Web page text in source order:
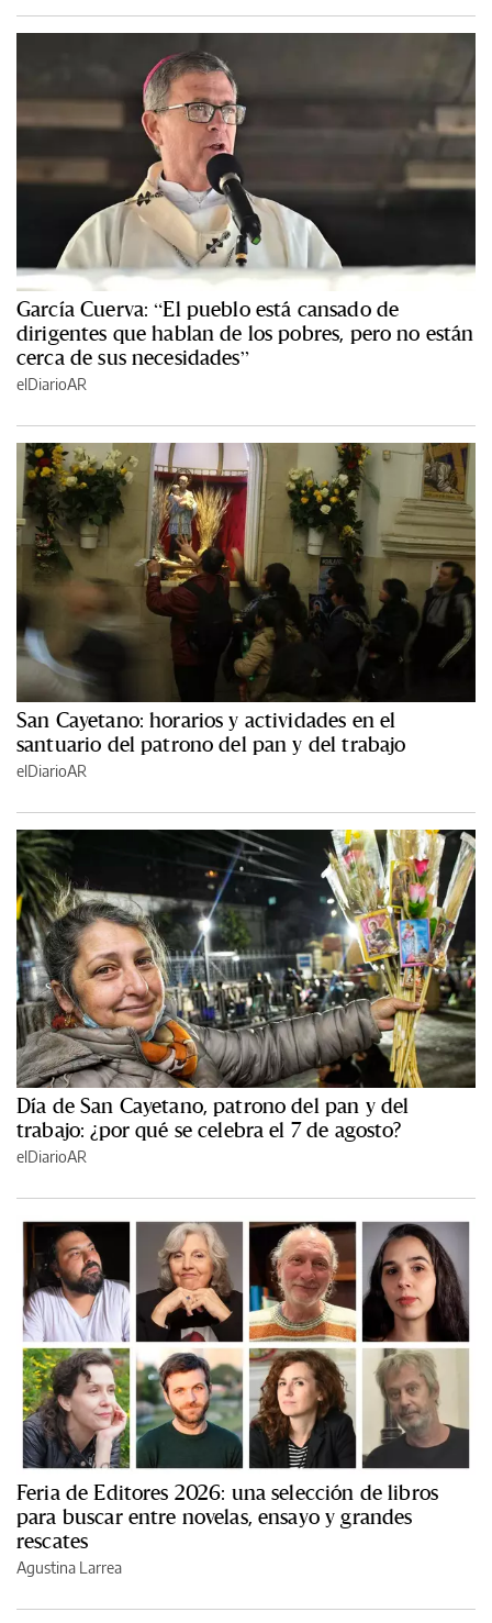
García Cuerva: “El pueblo está cansado de
dirigentes que hablan de los pobres, pero no están
cerca de sus necesidades”
elDiarioAR
San Cayetano: horarios y actividades en el
santuario del patrono del pan y del trabajo
elDiarioAR
Día de San Cayetano, patrono del pan y del
trabajo: ¿por qué se celebra el 7 de agosto?
elDiarioAR
Feria de Editores 2026: una selección de libros
para buscar entre novelas, ensayo y grandes
rescates
Agustina Larrea